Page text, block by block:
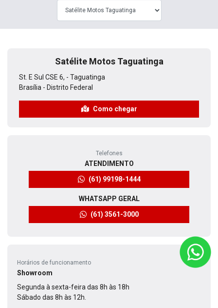
Segunda à sexta-feira das 8h às 18h
Sábado das 8h às 12h.
Oficina
Segunda à sexta-feira das 8h às 17h30
Sábado das 8h às 12h.